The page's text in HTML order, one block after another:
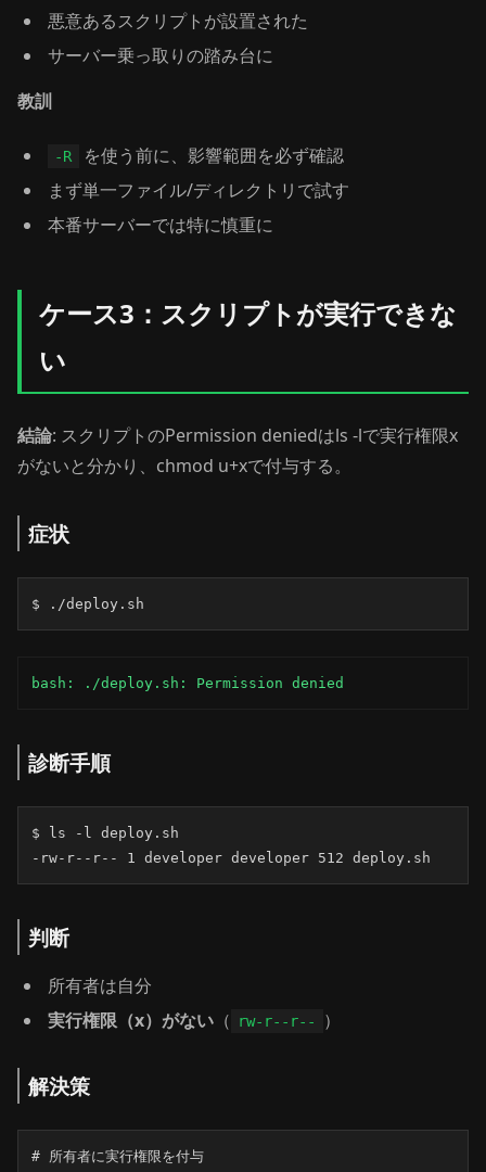
悪意あるスクリプトが設置された
サーバー乗っ取りの踏み台に
教訓
-R
を使う前に、影響範囲を必ず確認
まず単一ファイル/ディレクトリで試す
本番サーバーでは特に慎重に
ケース3：スクリプトが実行できな
い
結論: スクリプトのPermission deniedはls -lで実行権限x
がないと分かり、chmod u+xで付与する。
症状
$ ./deploy.sh
bash: ./deploy.sh: Permission denied
診断手順
$ ls -l deploy.sh
-rw-r--r-- 1 developer developer 512 deploy.sh
判断
所有者は自分
実行権限（x）がない （ rw-r--r-- ）
解決策
# 所有者に実行権限を付与